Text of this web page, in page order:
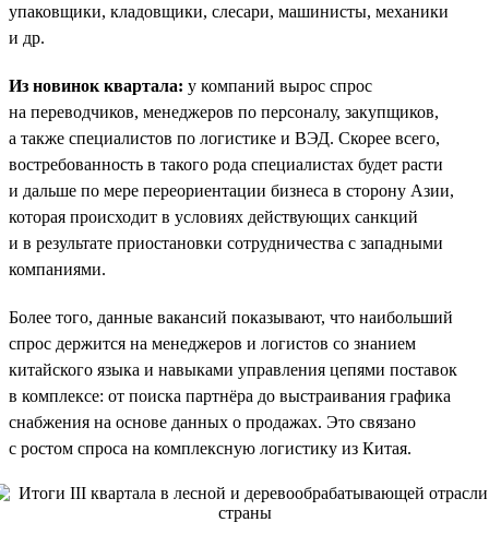
упаковщики, кладовщики, слесари, машинисты, механики
и др.
Из новинок квартала: у компаний вырос спрос
на переводчиков, менеджеров по персоналу, закупщиков,
а также специалистов по логистике и ВЭД. Скорее всего,
востребованность в такого рода специалистах будет расти
и дальше по мере переориентации бизнеса в сторону Азии,
которая происходит в условиях действующих санкций
и в результате приостановки сотрудничества с западными
компаниями.
Более того, данные вакансий показывают, что наибольший
спрос держится на менеджеров и логистов со знанием
китайского языка и навыками управления цепями поставок
в комплексе: от поиска партнёра до выстраивания графика
снабжения на основе данных о продажах. Это связано
с ростом спроса на комплексную логистику из Китая.